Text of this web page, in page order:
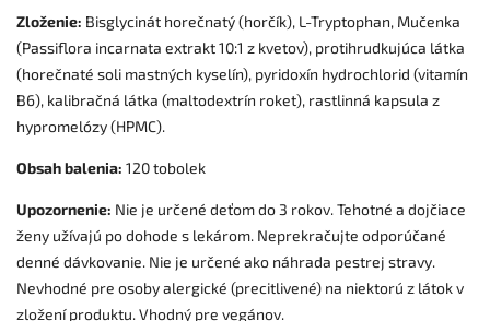
Zloženie: Bisglycinát horečnatý (horčík), L-Tryptophan, Mučenka
(Passiflora incarnata extrakt 10:1 z kvetov), protihrudkujúca látka
(horečnaté soli mastných kyselín), pyridoxín hydrochlorid (vitamín
B6), kalibračná látka (maltodextrín roket), rastlinná kapsula z
hypromelózy (HPMC).
Obsah balenia: 120 tobolek
Upozornenie: Nie je určené deťom do 3 rokov. Tehotné a dojčiace
ženy užívajú po dohode s lekárom. Neprekračujte odporúčané
denné dávkovanie. Nie je určené ako náhrada pestrej stravy.
Nevhodné pre osoby alergické (precitlivené) na niektorú z látok v
zložení produktu. Vhodný pre vegánov.